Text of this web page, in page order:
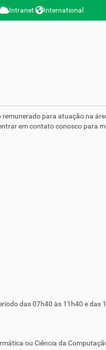
Intranet
International
para atuação na
em contato conosco para
das 07h40 às 11h40 e das
ou Ciência da